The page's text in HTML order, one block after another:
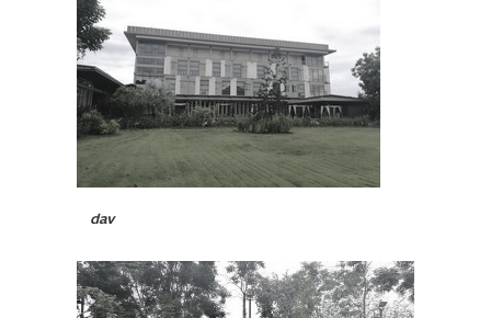
dav